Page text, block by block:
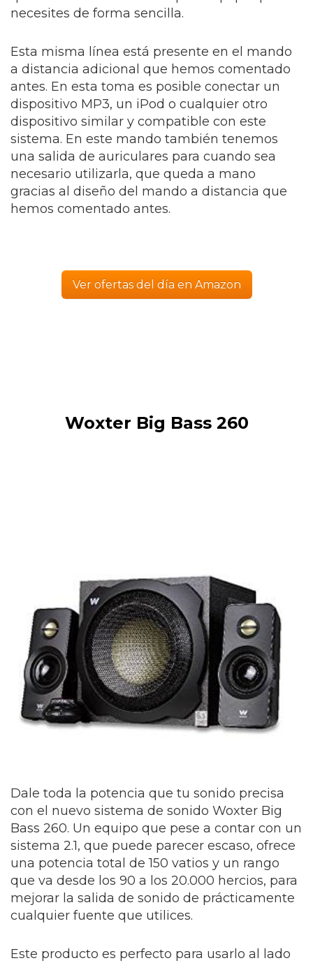
necesites de forma sencilla.
Esta misma línea está presente en el mando
a distancia adicional que hemos comentado
antes. En esta toma es posible conectar un
dispositivo MP3, un iPod o cualquier otro
dispositivo similar y compatible con este
sistema. En este mando también tenemos
una salida de auriculares para cuando sea
necesario utilizarla, que queda a mano
gracias al diseño del mando a distancia que
hemos comentado antes.
Ver ofertas del día en Amazon
Woxter Big Bass 260
Dale toda la potencia que tu sonido precisa
con el nuevo sistema de sonido Woxter Big
Bass 260. Un equipo que pese a contar con un
sistema 2.1, que puede parecer escaso, ofrece
una potencia total de 150 vatios y un rango
que va desde los 90 a los 20.000 hercios, para
mejorar la salida de sonido de prácticamente
cualquier fuente que utilices.
Este producto es perfecto para usarlo al lado